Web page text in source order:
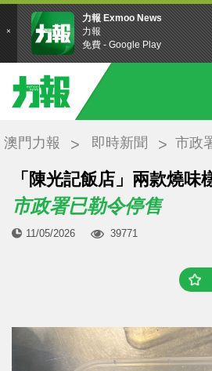
澳門力報 即時新聞 市政
「陳光記飯店」兩款燒味
市政署已勒令停售
11/05/2026 39771